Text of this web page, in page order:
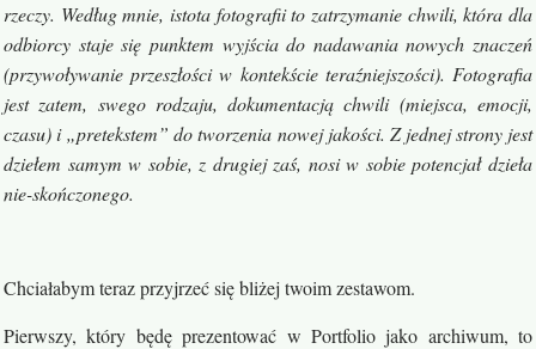
rzeczy. Według mnie, istota fotografii to zatrzymanie chwili, która dla
odbiorcy staje się punktem wyjścia do nadawania nowych znaczeń
(przywoływanie przeszłości w kontekście teraźniejszości). Fotografia
jest zatem, swego rodzaju, dokumentacją chwili (miejsca, emocji,
czasu) i „pretekstem” do tworzenia nowej jakości. Z jednej strony jest
dziełem samym w sobie, z drugiej zaś, nosi w sobie potencjał dzieła
nie-skończonego.
Chciałabym teraz przyjrzeć się bliżej twoim zestawom.
Pierwszy, który będę prezentować w Portfolio jako archiwum, to